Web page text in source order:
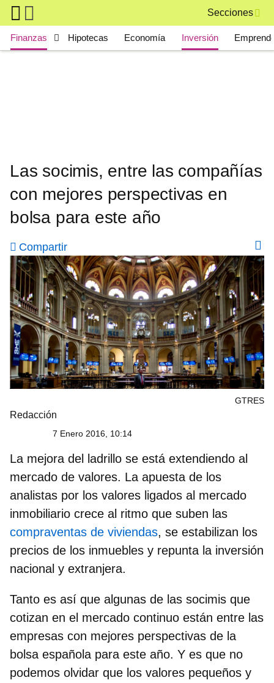
Skip to main content
Secciones
Main navigation
Finanzas Hipotecas Economía Inversión
Las socimis, entre las compañías
con mejores perspectivas en
bolsa para este año
Compartir
GTRES
Redacción
7 Enero 2016, 10:14
La mejora del ladrillo se está extendiendo al
mercado de valores. La apuesta de los
analistas por los valores ligados al mercado
inmobiliario crece al ritmo que suben las
compraventas de viviendas, se estabilizan los
precios de los inmuebles y repunta la inversión
nacional y extranjera.
Tanto es así que algunas de las socimis que
cotizan en el mercado continuo están entre las
empresas con mejores perspectivas de la
bolsa española para este año. Y es que no
podemos olvidar que los valores pequeños y